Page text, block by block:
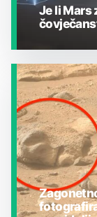
JESTE LI
Je li Mars